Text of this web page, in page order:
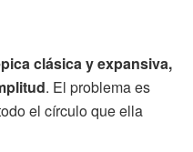
clásica y expansiva,
. El problema es
el círculo que ella